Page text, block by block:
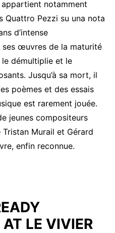
notamment
Quattro Pezzi su una nota
d’intense
ses œuvres de la maturité
démultiplie et le
Jusqu’à sa mort, il
poèmes et des essais
est rarement jouée.
jeunes compositeurs
Murail et Gérard
enfin reconnue.
AT LE VIVIER